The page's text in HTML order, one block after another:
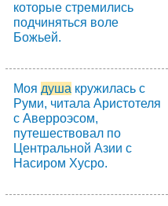
которые стремились
подчиняться воле
Божьей.
Моя душа кружилась с
Руми, читала Аристотеля
с Аверроэсом,
путешествовал по
Центральной Азии с
Насиром Хусро.